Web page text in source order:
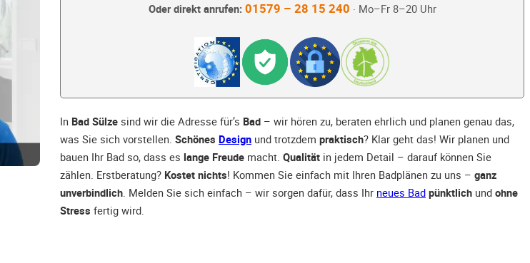
Oder direkt anrufen: 01579 – 28 15 240 · Mo–Fr 8–20 Uhr
In Bad Sülze sind wir die Adresse für’s Bad – wir hören zu, beraten ehrlich und planen genau das,
was Sie sich vorstellen. Schönes Design und trotzdem praktisch? Klar geht das! Wir planen und
bauen Ihr Bad so, dass es lange Freude macht. Qualität in jedem Detail – darauf können Sie
zählen. Erstberatung? Kostet nichts! Kommen Sie einfach mit Ihren Badplänen zu uns – ganz
unverbindlich. Melden Sie sich einfach – wir sorgen dafür, dass Ihr neues Bad pünktlich und ohne
Stress fertig wird.